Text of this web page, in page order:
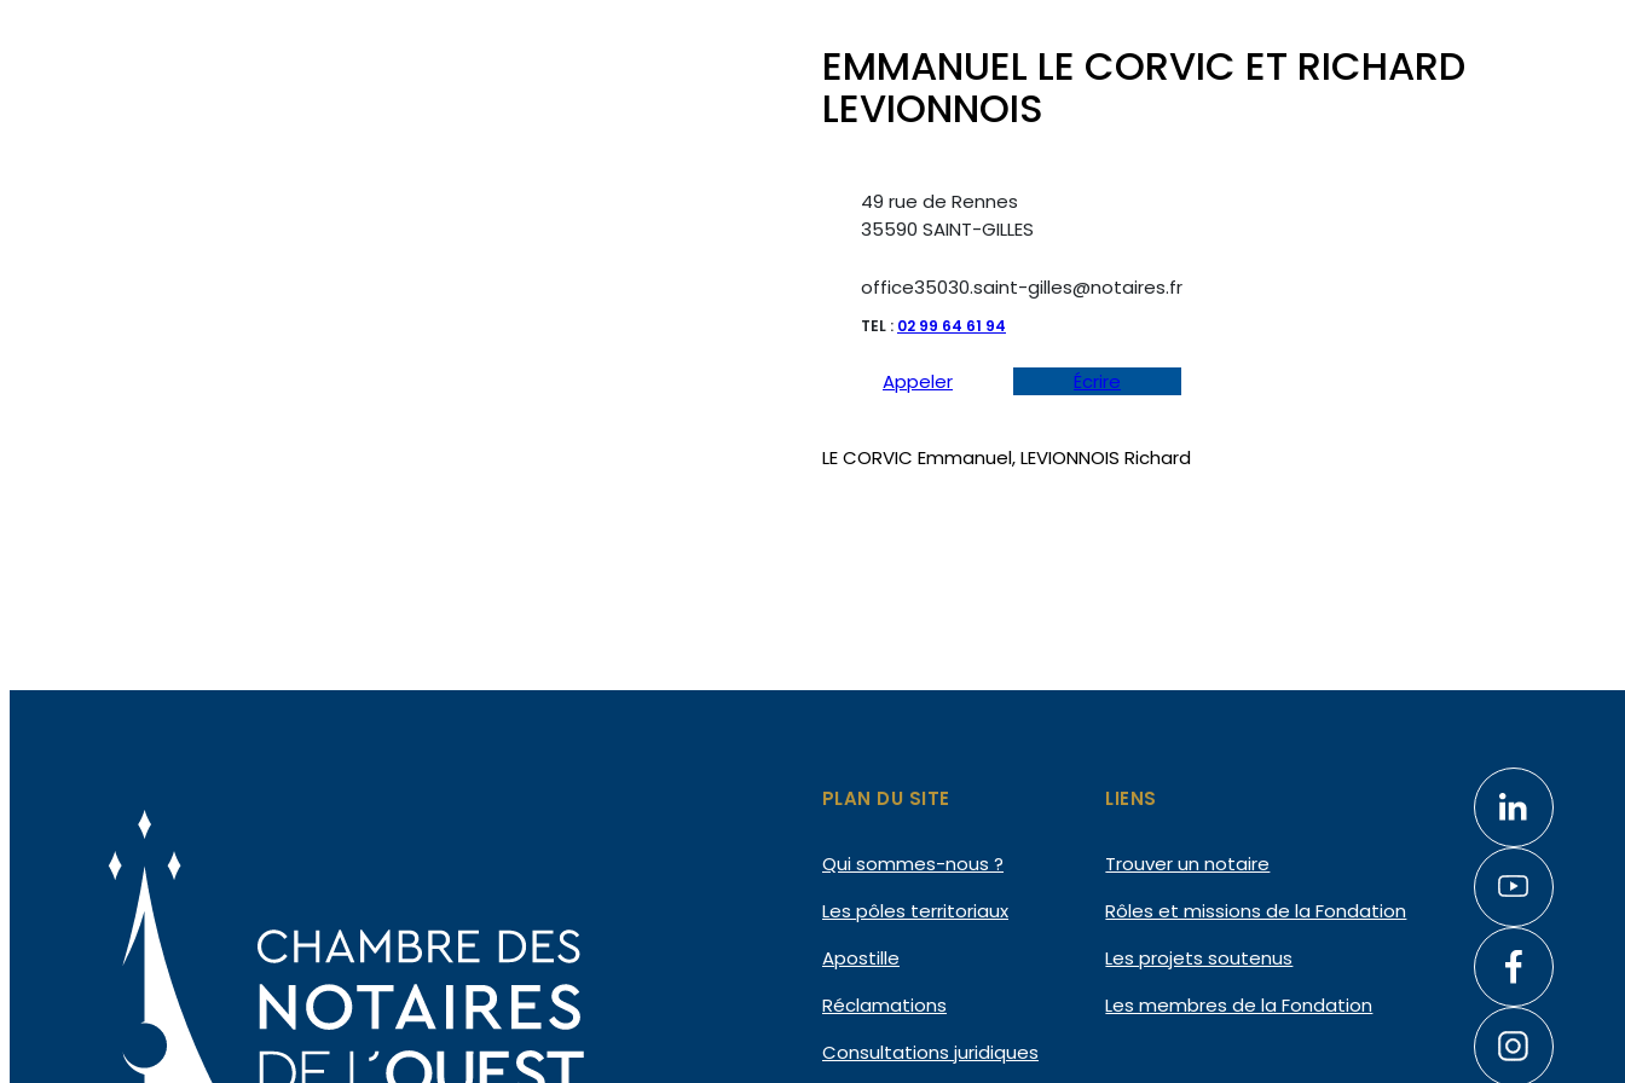
EMMANUEL LE CORVIC ET RICHARD
LEVIONNOIS
49 rue de Rennes
35590 SAINT-GILLES
office35030.saint-gilles@notaires.fr
TEL : 02 99 64 61 94
Appeler Écrire
LE CORVIC Emmanuel, LEVIONNOIS Richard
PLAN DU SITE
Quisommes-nous ?
Les pôles territoriaux
Apostille
Réclamations
Consultations juridiques
LIENS
Trouver un notaire
Rôles et missions de la Fondation
Les projets soutenus
Les membres de la Fondation